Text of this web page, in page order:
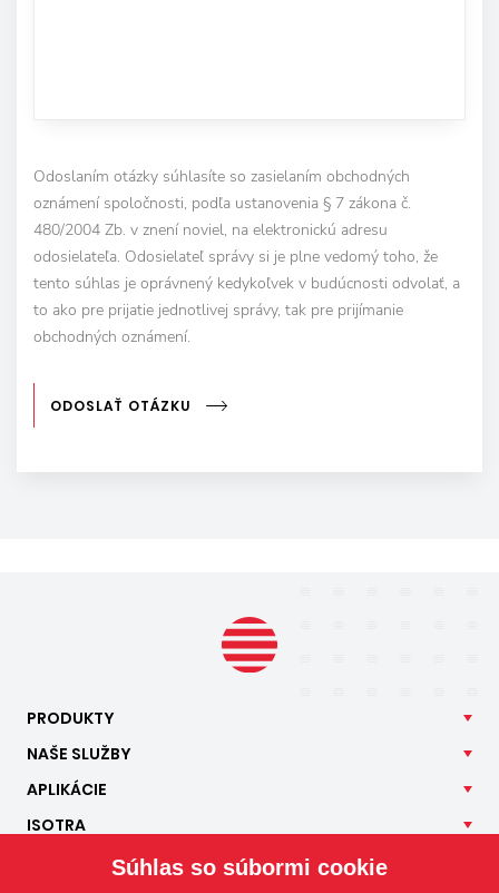
Odoslaním otázky súhlasíte so zasielaním obchodných
oznámení spoločnosti, podľa ustanovenia § 7 zákona č.
480/2004 Zb. v znení noviel, na elektronickú adresu
odosielateľa. Odosielateľ správy si je plne vedomý toho, že
tento súhlas je oprávnený kedykoľvek v budúcnosti odvolať, a
to ako pre prijatie jednotlivej správy, tak pre prijímanie
obchodných oznámení.
ODOSLAŤ OTÁZKU
PRODUKTY
NAŠE SLUŽBY
APLIKÁCIE
ISOTRA
Súhlas so súbormi cookie